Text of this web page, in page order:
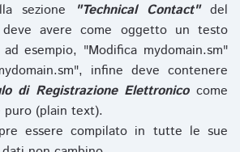
sezione
"Technical Contact"del
avere come oggetto un testo
esempio, "Modifica mydomain.sm"
infine deve contenere
di Registrazione Elettronicocome
puro (plain text).
essere compilato in tutte le sue